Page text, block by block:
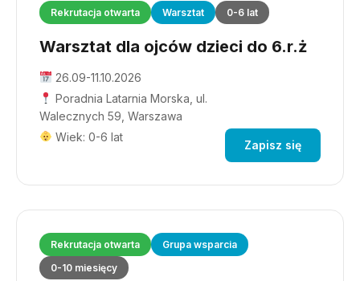
Rekrutacja otwarta Warsztat 0-6 lat
Warsztat dla ojców dzieci do 6.r.ż
26.09-11.10.2026
Poradnia Latarnia Morska, ul.
Walecznych 59, Warszawa
Wiek: 0-6 lat
Zapisz się
Rekrutacja otwarta
Grupa wsparcia
0-10 miesięcy